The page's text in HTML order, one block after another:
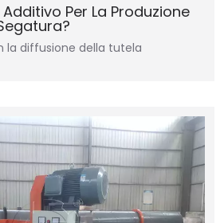
Per La Produzione
la diffusione della tutela